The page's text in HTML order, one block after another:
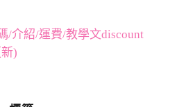
/介紹/運費/教學文discount
)